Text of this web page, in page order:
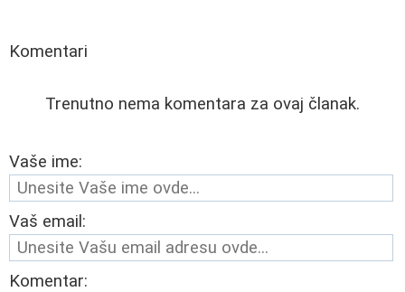
Komentari
Trenutno nema komentara za ovaj članak.
Vaše ime:
Vaš email:
Komentar: